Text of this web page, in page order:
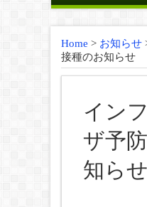
Home > お知らせ
接種のお知らせ
イン
ザ予
知らせ